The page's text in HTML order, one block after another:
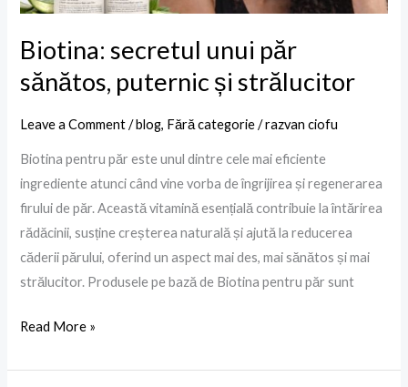
Biotina: secretul unui păr
sănătos, puternic și strălucitor
Leave a Comment /blog, Fără categorie/razvan ciofu
Biotina pentru păr este unul dintre cele mai eficiente
ingrediente atunci când vine vorba de îngrijirea și regenerarea
firului de păr. Această vitamină esențială contribuie la întărirea
rădăcinii, susține creșterea naturală și ajută la reducerea
căderii părului, oferind un aspect mai des, mai sănătos și mai
strălucitor. Produsele pe bază de Biotina pentru păr sunt
Read More »